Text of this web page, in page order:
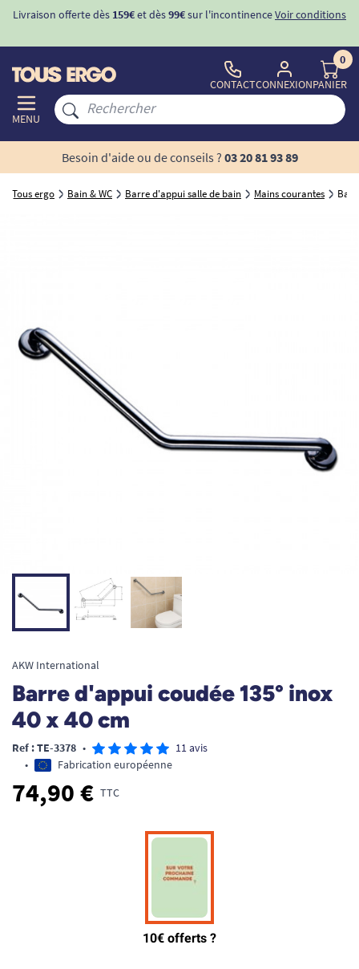
Livraison offerte dès 159€et dès99€sur l'incontinenceVoir conditions
MENU
CONTACTCONNEXION
0
PANIER
Besoin d'aide ou de conseils ? 03 20 81 93 89
Tous ergo Bain & WC Barre d'appui salle de bain Mains courantes
AKW International
Barre d'appui coudée 135° inox
40 x 40 cm
Ref : TE-3378 •
11 avis
•
Fabrication européenne
74,90 € TTC